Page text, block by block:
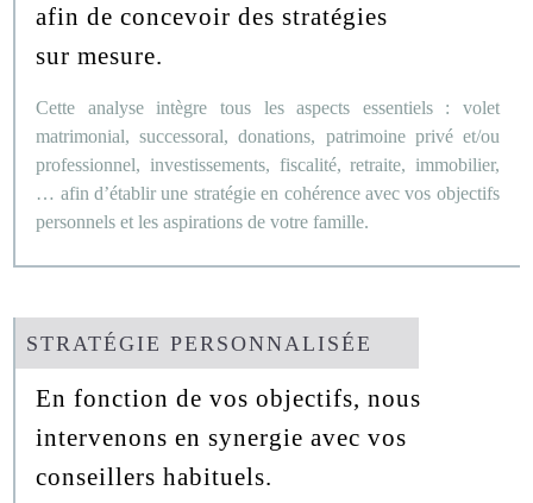
FOY
GUILLAUME
afin de concevoir des stratégies
sur mesure.
Cette analyse intègre tous les aspects essentiels : volet
matrimonial, successoral, donations, patrimoine privé et/ou
professionnel, investissements, fiscalité, retraite, immobilier,
… afin d’établir une stratégie en cohérence avec vos objectifs
personnels et les aspirations de votre famille.
STRATÉGIE PERSONNALISÉE
En fonction de vos objectifs, nous
intervenons en synergie avec vos
conseillers habituels.